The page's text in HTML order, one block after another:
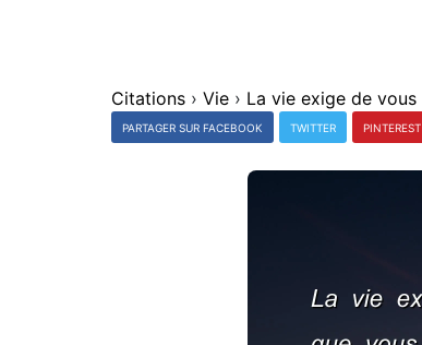
Citations › Vie ›
PARTAGER SUR FACEBOOK TWITTER PINTEREST